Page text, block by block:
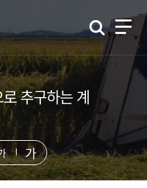
추구하는 계
가